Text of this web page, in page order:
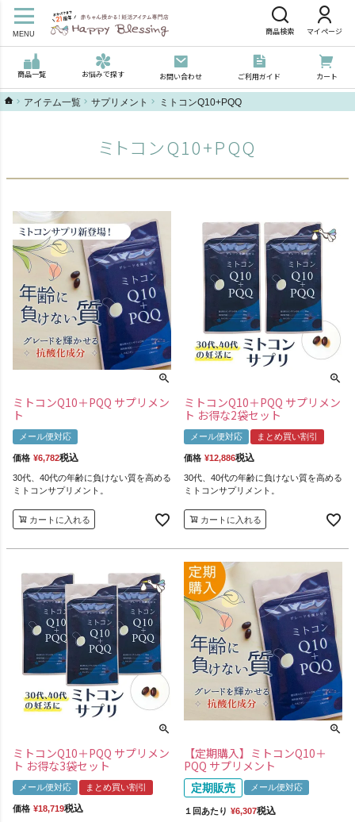
MENU 商品検索 マイページ
商品一覧 お悩みで探す お問い合わせ ご利用ガイド カート
ハッピーブレッシングTOP
アイテム一覧 サプリメント ミトコンQ10+PQQ
ミトコンQ10+PQQ
ミトコンQ10＋PQQ サプリメン
ト
メール便対応
価格 ¥6,782税込
30代、40代の年齢に負けない質を高める
ミトコンサプリメント。
カートに入れる
ミトコンQ10＋PQQ サプリメン
ト お得な2袋セット
メール便対応 まとめ買い割引
価格 ¥12,886税込
30代、40代の年齢に負けない質を高める
ミトコンサプリメント。
カートに入れる
ミトコンQ10＋PQQ サプリメン
ト お得な3袋セット
メール便対応 まとめ買い割引
価格 ¥18,719税込
【定期購入】ミトコンQ10＋
PQQ サプリメント
メール便対応
定期販売
１回あたり ¥6,307税込